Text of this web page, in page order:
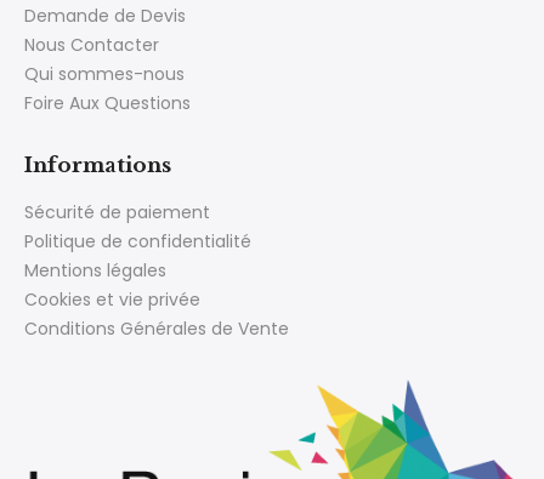
Demande de Devis
Nous Contacter
Qui sommes-nous
Foire Aux Questions
Informations
Sécurité de paiement
Politique de confidentialité
Mentions légales
Cookies et vie privée
Conditions Générales de Vente